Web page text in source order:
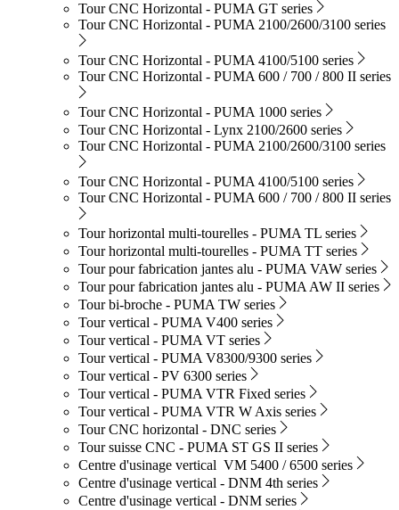
Tour CNC Horizontal - PUMA GT series
Tour CNC Horizontal - PUMA 2100/2600/3100 series
Tour CNC Horizontal - PUMA 4100/5100 series
Tour CNC Horizontal - PUMA 600 / 700 / 800 II series
Tour CNC Horizontal - PUMA 1000 series
Tour CNC Horizontal - Lynx 2100/2600 series
Tour CNC Horizontal - PUMA 2100/2600/3100 series
Tour CNC Horizontal - PUMA 4100/5100 series
Tour CNC Horizontal - PUMA 600 / 700 / 800 II series
Tour horizontal multi-tourelles - PUMA TL series
Tour horizontal multi-tourelles - PUMA TT series
Tour pour fabrication jantes alu - PUMA VAW series
Tour pour fabrication jantes alu - PUMA AW II series
Tour bi-broche - PUMA TW series
Tour vertical - PUMA V400 series
Tour vertical - PUMA VT series
Tour vertical - PUMA V8300/9300 series
Tour vertical - PV 6300 series
Tour vertical - PUMA VTR Fixed series
Tour vertical - PUMA VTR W Axis series
Tour CNC horizontal - DNC series
Tour suisse CNC - PUMA ST GS II series
Centre d'usinage vertical VM 5400 / 6500 series
Centre d'usinage vertical - DNM 4th series
Centre d'usinage vertical - DNM series